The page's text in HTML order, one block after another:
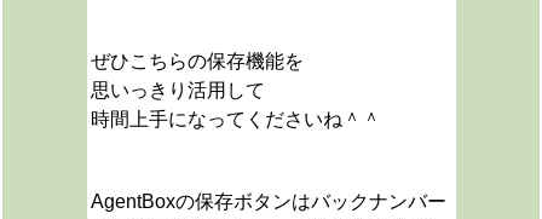
ぜひこちらの保存機能を
思いっきり活用して
時間上手になってくださいね＾＾
AgentBoxの保存ボタンはバックナンバー